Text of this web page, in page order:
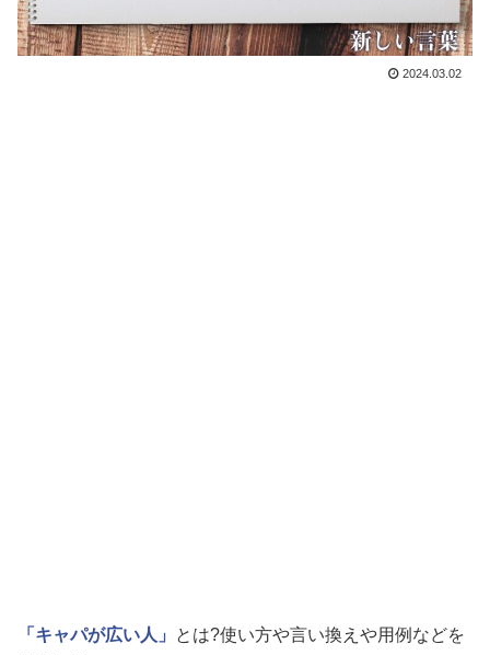
2024.03.02
「キャパが広い人」
とは?使い方や言い換えや用例などを